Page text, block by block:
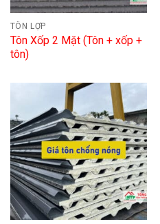
TÔN LỢP
Tôn Xốp 2 Mặt (Tôn + xốp +
tôn)